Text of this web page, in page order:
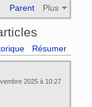
Parent Plus
Résumer
2025 à 10:27